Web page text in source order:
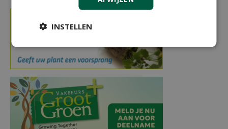
INSTELLEN